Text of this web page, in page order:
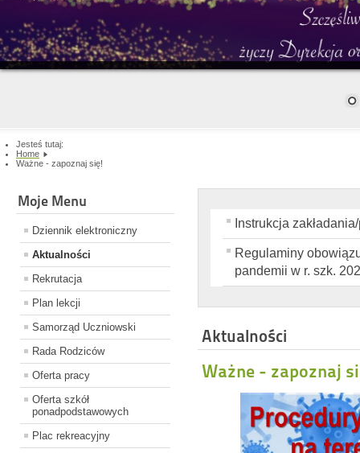
Jesteś tutaj:
Home
Ważne - zapoznaj się!
Moje Menu
Dziennik elektroniczny
Aktualności
Rekrutacja
Plan lekcji
Samorząd Uczniowski
Rada Rodziców
Oferta pracy
Oferta szkół
ponadpodstawowych
Plac rekreacyjny
Instrukcja
Regulaminy
pandemii w r. szk.
Aktualności
Ważne - zapoznaj